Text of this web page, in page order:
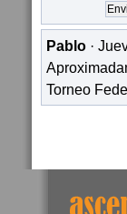
Pablo ·
Torneo